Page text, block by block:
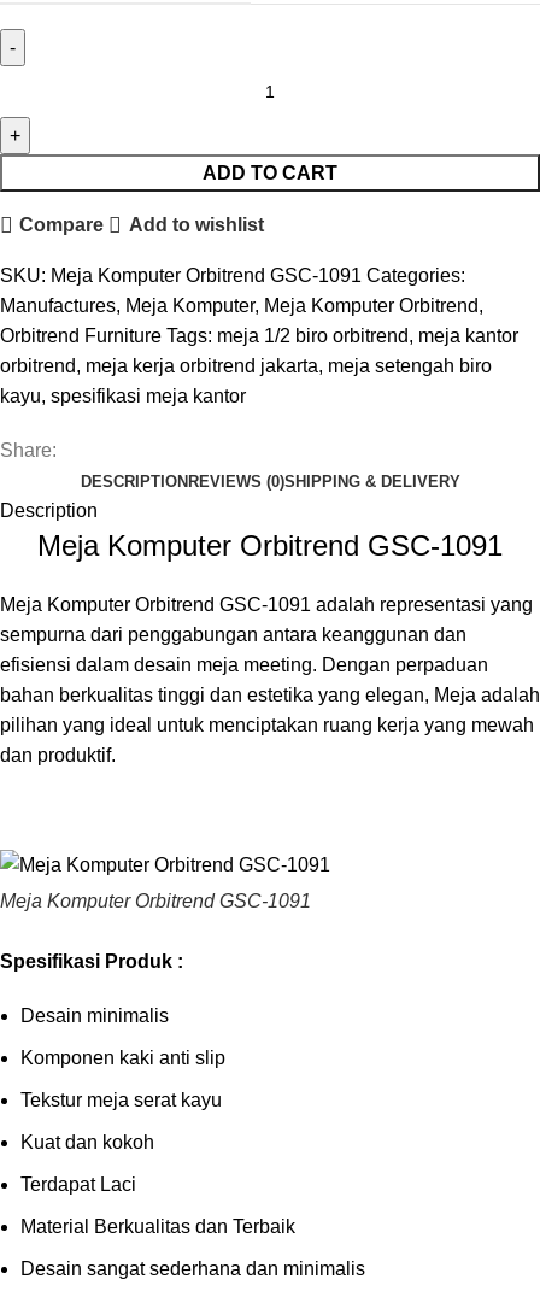
Meja Komputer Orbitrend GSC-1091 quantity
ADD TO CART
Compare Add to wishlist
SKU: Meja Komputer Orbitrend GSC-1091 Categories:
Manufactures, Meja Komputer, Meja Komputer Orbitrend,
Orbitrend Furniture Tags: meja 1/2 biro orbitrend, meja kantor
orbitrend, meja kerja orbitrend jakarta, meja setengah biro
kayu, spesifikasi meja kantor
Share:
DESCRIPTION REVIEWS (0)SHIPPING & DELIVERY
Description
Meja Komputer Orbitrend GSC-1091
Meja Komputer Orbitrend GSC-1091 adalah representasi yang
sempurna dari penggabungan antara keanggunan dan
efisiensi dalam desain meja meeting. Dengan perpaduan
bahan berkualitas tinggi dan estetika yang elegan, Meja adalah
pilihan yang ideal untuk menciptakan ruang kerja yang mewah
dan produktif.
Meja Komputer Orbitrend GSC-1091
Spesifikasi Produk :
Desain minimalis
Komponen kaki anti slip
Tekstur meja serat kayu
Kuat dan kokoh
Terdapat Laci
Material Berkualitas dan Terbaik
Desain sangat sederhana dan minimalis